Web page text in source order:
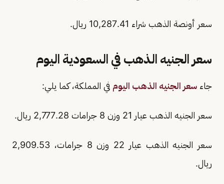
سعر أونصة الذهب شراء 10,287.41 ريال.
سعر الجنيه الذهب في السعودية اليوم
جاء سعر الجنيه الذهب اليوم في المملكة، كما يلي:
سعر الجنيه الذهب عيار 21 وزن 8 جرامات 2,777.28 ريال.
سعر الجنيه الذهب عيار 22 وزن 8 جرامات، 2,909.53
ريال.